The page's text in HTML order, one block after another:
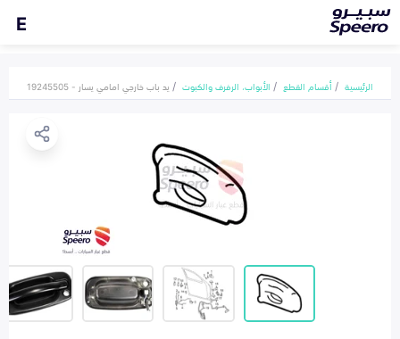
E
الرئيسية أقسام القطع الأبواب، الرفرف والكبوت يد باب خارجي امامي يسار - 19245505